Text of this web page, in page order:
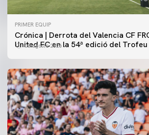
PRIMER EQUIP
Crónica | Derrota del Valencia CF
United FC en la 54ª edició del
08 agosto 2026